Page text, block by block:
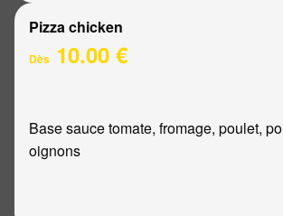
Pizza chicken
Dès 10.00 €
Base sauce tomate, fromage, poulet,
oignons